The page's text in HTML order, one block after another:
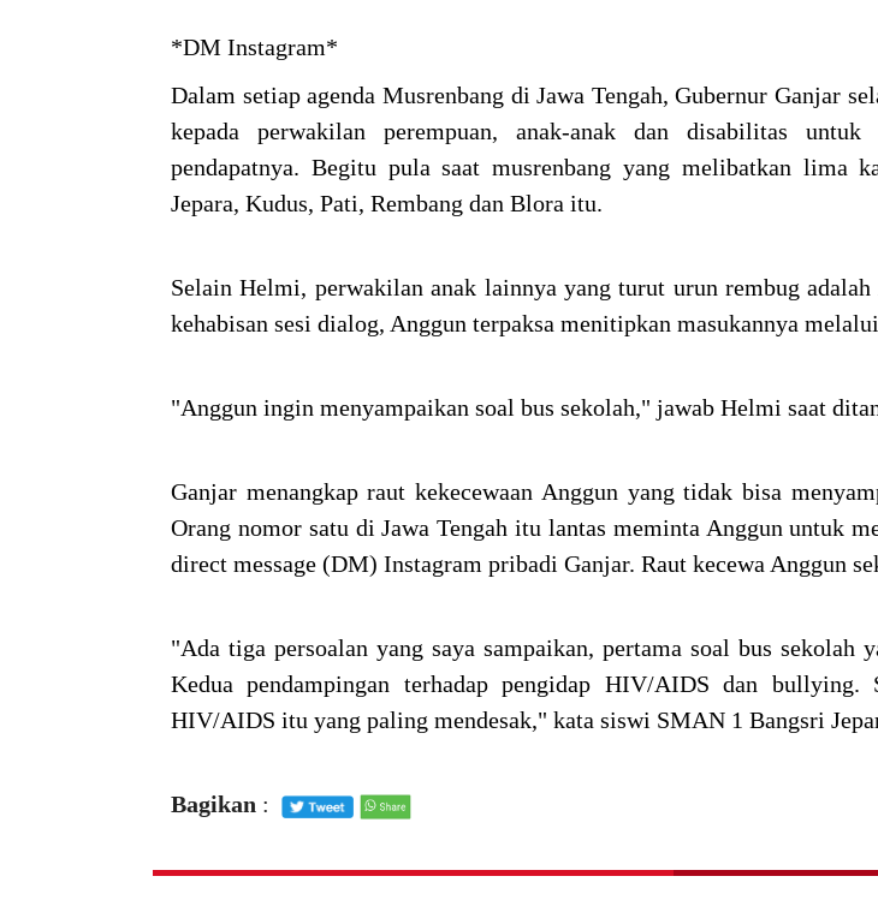
*DM Instagram*
Dalam setiap agenda Musrenbang di Jawa Tengah, Gubernur Ganjar
kepada perwakilan perempuan, anak-anak dan disabilitas untuk
pendapatnya. Begitu pula saat musrenbang yang melibatkan lima
Jepara, Kudus, Pati, Rembang dan Blora itu.
Selain Helmi, perwakilan anak lainnya yang turut urun rembug adalah
kehabisan sesi dialog, Anggun terpaksa menitipkan masukannya
"Anggun ingin menyampaikan soal bus sekolah," jawab Helmi saat
Ganjar menangkap raut kekecewaan Anggun yang tidak bisa
Orang nomor satu di Jawa Tengah itu lantas meminta Anggun untuk
direct message (DM) Instagram pribadi Ganjar. Raut kecewa Anggun
"Ada tiga persoalan yang saya sampaikan, pertama soal bus sekolah
Kedua pendampingan terhadap pengidap HIV/AIDS dan bullying.
HIV/AIDS itu yang paling mendesak," kata siswi SMAN 1 Bangsri
Bagikan :